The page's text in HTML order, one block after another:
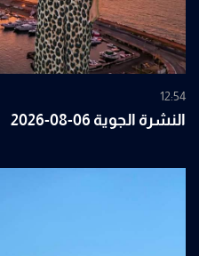
12:54
النشرة الجوية 06-08-2026